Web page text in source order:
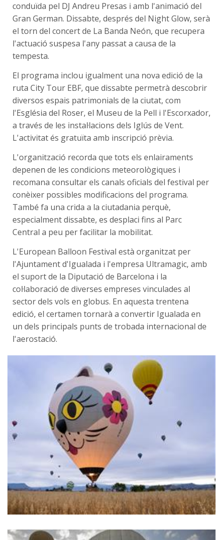
conduïda pel DJ Andreu Presas i amb l'animació del
Gran German. Dissabte, després del Night Glow, serà
el torn del concert de La Banda Neón, que recupera
l'actuació suspesa l'any passat a causa de la
tempesta.
El programa inclou igualment una nova edició de la
ruta City Tour EBF, que dissabte permetrà descobrir
diversos espais patrimonials de la ciutat, com
l'Església del Roser, el Museu de la Pell i l'Escorxador,
a través de les instal·lacions dels Iglús de Vent.
L'activitat és gratuïta amb inscripció prèvia.
L'organització recorda que tots els enlairaments
depenen de les condicions meteorològiques i
recomana consultar els canals oficials del festival per
conèixer possibles modificacions del programa.
També fa una crida a la ciutadania perquè,
especialment dissabte, es desplaci fins al Parc
Central a peu per facilitar la mobilitat.
L'European Balloon Festival està organitzat per
l'Ajuntament d'Igualada i l'empresa Ultramagic, amb
el suport de la Diputació de Barcelona i la
col·laboració de diverses empreses vinculades al
sector dels vols en globus. En aquesta trentena
edició, el certamen tornarà a convertir Igualada en
un dels principals punts de trobada internacional de
l'aerostació.